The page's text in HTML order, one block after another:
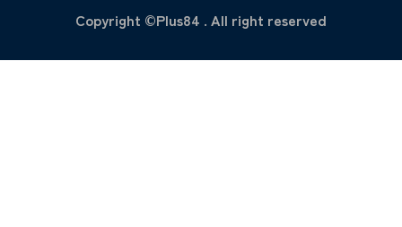
Copyright ©Plus84 . All right reserved